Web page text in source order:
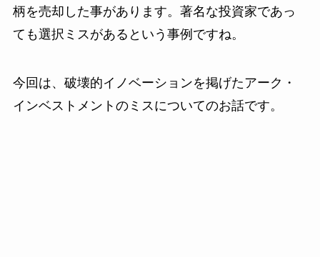
柄を売却した事があります。著名な投資家であっ
ても選択ミスがあるという事例ですね。
今回は、破壊的イノベーションを掲げたアーク・
インベストメントのミスについてのお話です。